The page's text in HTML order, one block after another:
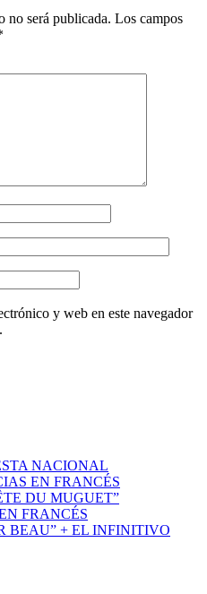
no será publicada. Los campos
y web en este navegador
NACIONAL
EN FRANCÉS
DU MUGUET”
FRANCÉS
BEAU” + EL INFINITIVO